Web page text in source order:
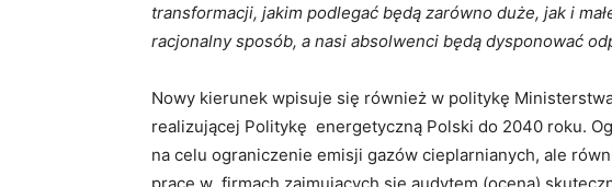
transformacji, jakim podlegać będą zarówno duże, jak i
racjonalny sposób, a nasi absolwenci będą dysponować
Nowy kierunek wpisuje się również w politykę
realizującej Politykę energetyczną Polski do 2040 roku.
na celu ograniczenie emisji gazów cieplarnianych, ale
pracę w firmach zajmujących się audytem (oceną)